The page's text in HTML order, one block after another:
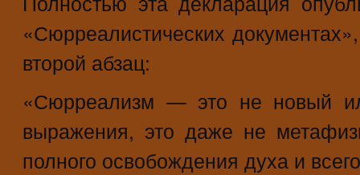
«Сюрреалистических
второй абзац:
«Сюрреализм — это не новый
выражения, это даже не
полного освобождения духа и